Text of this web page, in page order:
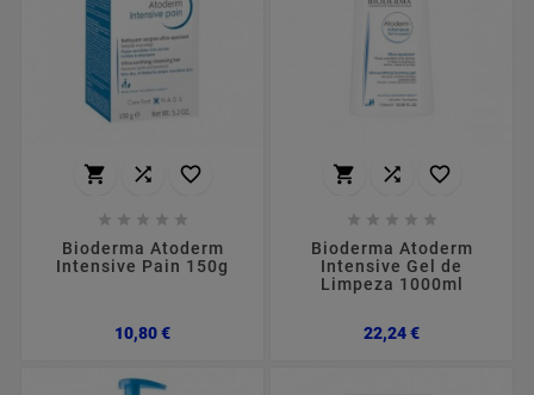
  
    
Bioderma Atoderm
Intensive Pain 150g
10,80 €Preço
  
    
Bioderma Atoderm
Intensive Gel de
Limpeza 1000ml
22,24 €Preço